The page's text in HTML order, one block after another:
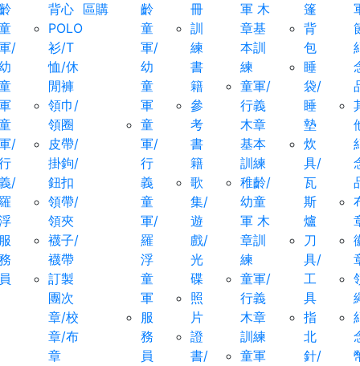
/
/
/
背心
POLO
衫/T
恤/休
閒褲
領巾/
領圈
皮帶/
掛鉤/
鈕扣
領帶/
領夾
襪子/
襪帶
訂製
團次
章/校
章/布
章
區購
齡
童
軍/
幼
童
軍
童
軍/
行
義
童
軍/
羅
浮
童
軍
服
務
員
冊
訓
練
書
籍
參
考
書
籍
歌
集/
遊
戲/
光
碟
照
片
證
書/
軍 木
章基
本訓
練
童軍/
行義
木章
基本
訓練
稚齡/
幼童
軍 木
章訓
練
童軍/
行義
木章
訓練
童軍
篷
背
包
睡
袋/
睡
墊
炊
具/
瓦
斯
爐
刀
具/
工
具
指
北
針/